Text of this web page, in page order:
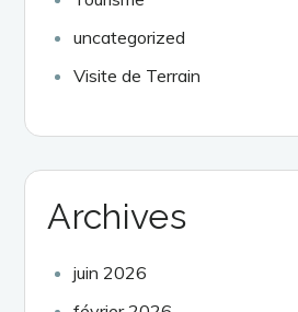
uncategorized
Visite de Terrain
Archives
juin 2026